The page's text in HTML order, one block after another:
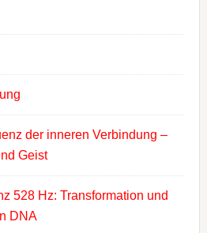
der inneren Verbindung –
Geist
528 Hz: Transformation und
DNA